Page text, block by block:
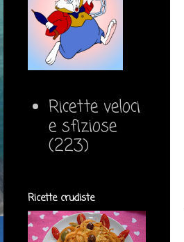
Ricette veloci
e sfiziose
(223)
Ricette crudiste